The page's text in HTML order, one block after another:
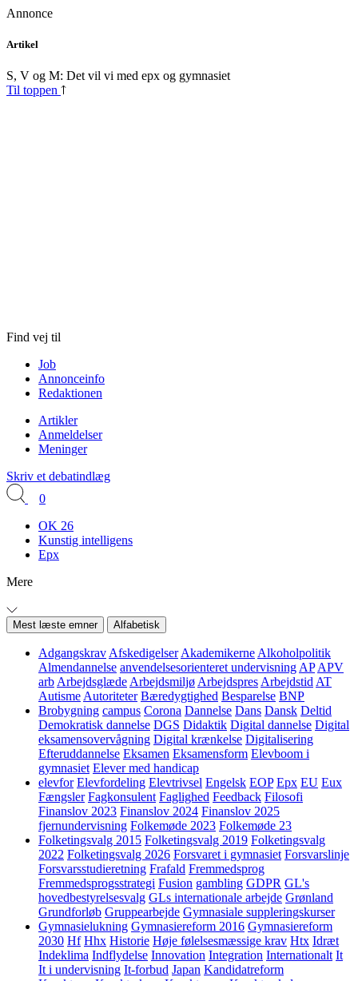
Annonce
Skip
content
Artikel
S, V og M: Det vil vi med epx og gymnasiet
Til toppen
Find vej til
Job
Annonceinfo
Redaktionen
Artikler
Anmeldelser
Meninger
Skriv et debatindlæg
0
OK 26
Kunstig intelligens
Epx
Mere
Mest læste emner Alfabetisk
Adgangskrav Afskedigelser Akademikerne Alkoholpolitik
Almendannelse anvendelsesorienteret undervisning AP APV
arb Arbejdsglæde Arbejdsmiljø Arbejdspres Arbejdstid AT
Autisme Autoriteter Bæredygtighed Besparelse BNP
Brobygning campus Corona Dannelse Dans Dansk Deltid
Demokratisk dannelse DGS Didaktik Digital dannelse Digital
eksamensovervågning Digital krænkelse Digitalisering
Efteruddannelse Eksamen Eksamensform Elevboom i
gymnasiet Elever med handicap
elevfor Elevfordeling Elevtrivsel Engelsk EOP Epx EU Eux
Fængsler Fagkonsulent Faglighed Feedback Filosofi
Finanslov 2023 Finanslov 2024 Finanslov 2025
fjernundervisning Folkemøde 2023 Folkemøde 23
Folketingsvalg 2015 Folketingsvalg 2019 Folketingsvalg
2022 Folketingsvalg 2026 Forsvaret i gymnasiet Forsvarslinje
Forsvarsstudieretning Frafald Fremmedsprog
Fremmedsprogsstrategi Fusion gambling GDPR GL's
hovedbestyrelsesvalg GLs internationale arbejde Grønland
Grundforløb Gruppearbejde Gymnasiale suppleringskurser
Gymnasielukning Gymnasiereform 2016 Gymnasiereform
2030 Hf Hhx Historie Høje følelsesmæssige krav Htx Idræt
Indeklima Indflydelse Innovation Integration Internationalt It
It i undervisning It-forbud Japan Kandidatreform